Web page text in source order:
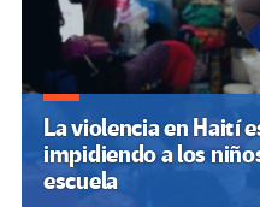
La violencia en Haití
impidiendo a los
escuela